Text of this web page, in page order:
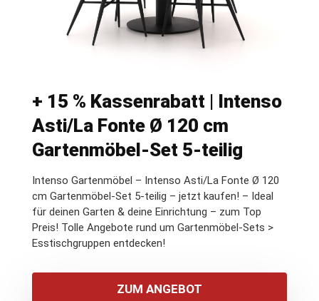
+ 15 % Kassenrabatt | Intenso
Asti/La Fonte Ø 120 cm
Gartenmöbel-Set 5-teilig
Intenso Gartenmöbel – Intenso Asti/La Fonte Ø 120
cm Gartenmöbel-Set 5-teilig – jetzt kaufen! – Ideal
für deinen Garten & deine Einrichtung – zum Top
Preis! Tolle Angebote rund um Gartenmöbel-Sets >
Esstischgruppen entdecken!
ZUM ANGEBOT